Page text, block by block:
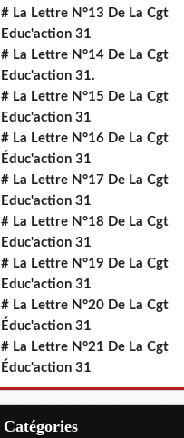
# La Lettre N°13 De La Cgt
Educ'action 31
# La Lettre N°14 De La Cgt
Educ'action 31.
# La Lettre N°15 De La Cgt
Educ'action 31
# La Lettre N°16 De La Cgt
Éduc'action 31
# La Lettre N°17 De La Cgt
Educ'action 31
# La Lettre N°18 De La Cgt
Educ'action 31
# La Lettre N°19 De La Cgt
Educ'action 31
# La Lettre N°20 De La Cgt
Éduc'action 31
# La Lettre N°21 De La Cgt
Éduc'action 31
Catégories